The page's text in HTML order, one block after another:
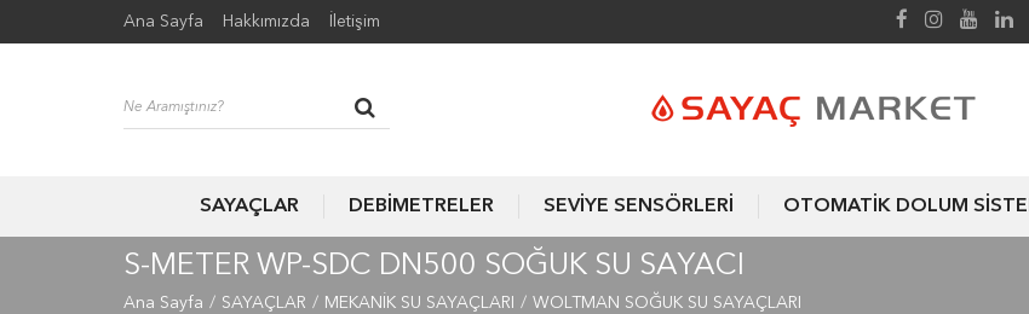
Ana Sayfa Hakkımızda İletişim
SAYAÇLAR DEBİMETRELER SEVİYE SENSÖRLERİ OTOMATİK DOLUM
S-METER WP-SDC DN500 SOĞUK SU SAYACI
Ana Sayfa SAYAÇLAR MEKANİK SU SAYAÇLARI WOLTMAN SOĞUK SU SAYAÇLARI